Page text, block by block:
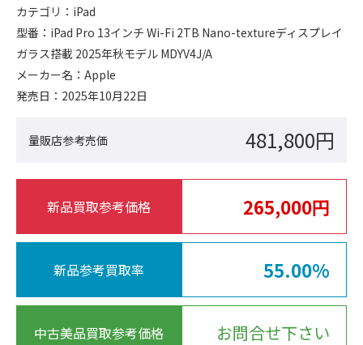
カテゴリ： iPad
型番： iPad Pro 13インチ Wi-Fi 2TB Nano-textureディスプレイ
ガラス搭載 2025年秋モデル MDYV4J/A
メーカー名： Apple
発売日： 2025年10月22日
量販店参考売価 481,800円
新品買取参考価格 265,000円
新品参考買取率 55.00%
中古美品買取参考価格 お問合せ下さい